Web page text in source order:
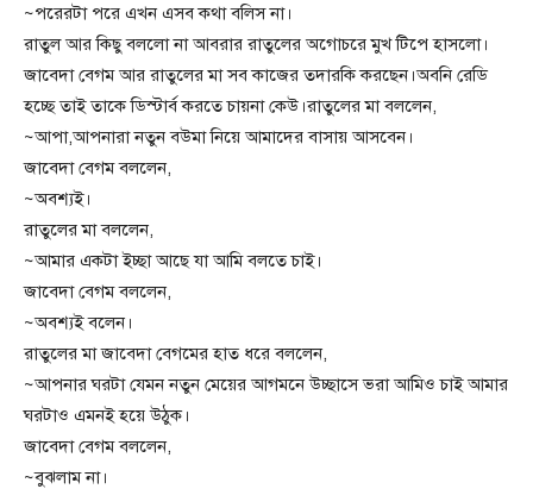
~পরেরটা পরে এখন এসব কথা বলিস না।
রাতুল আর কিছু বললো না আবরার রাতুলের অগোচরে মুখ টিপে হাসলো।
জাবেদা বেগম আর রাতুলের মা সব কাজের তদারকি করছেন।অবনি রেডি
হচ্ছে তাই তাকে ডিস্টার্ব করতে চায়না কেউ।রাতুলের মা বললেন,
~আপা,আপনারা নতুন বউমা নিয়ে আমাদের বাসায় আসবেন।
জাবেদা বেগম বললেন,
~অবশ্যই।
রাতুলের মা বললেন,
~আমার একটা ইচ্ছা আছে যা আমি বলতে চাই।
জাবেদা বেগম বললেন,
~অবশ্যই বলেন।
রাতুলের মা জাবেদা বেগমের হাত ধরে বললেন,
~আপনার ঘরটা যেমন নতুন মেয়ের আগমনে উচ্ছাসে ভরা আমিও চাই আমার
ঘরটাও এমনই হয়ে উঠুক।
জাবেদা বেগম বললেন,
~বুঝলাম না।